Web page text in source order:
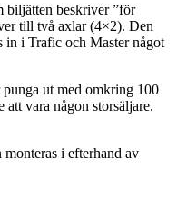
biljätten beskriver ”för
till två axlar (4×2). Den
in i Trafic och Master något
ut med omkring 100
vara någon storsäljare.
i efterhand av